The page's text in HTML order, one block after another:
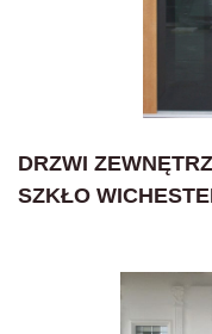
DRZWI
SZKŁO